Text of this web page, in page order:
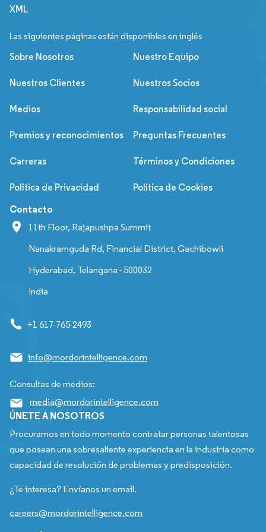
XML
Las siguientes páginas están disponibles en inglés
Sobre Nosotros Nuestro Equipo
Nuestros Clientes Nuestros Socios
Medios Responsabilidad social
Premios y reconocimientos Preguntas Frecuentes
Carreras Términos y Condiciones
Política de Privacidad Política de Cookies
Contacto
11th Floor, Rajapushpa Summit
Nanakramguda Rd, Financial District, Gachibowli
Hyderabad, Telangana - 500032
India
+1 617-765-2493
info@mordorintelligence.com
Consultas de medios:
media@mordorintelligence.com
ÚNETE A NOSOTROS
Procuramos en todo momento contratar personas talentosas
que posean una sobresaliente experiencia en la industria como
capacidad de resolución de problemas y predisposición.
¿Te interesa? Envíanos un email.
careers@mordorintelligence.com